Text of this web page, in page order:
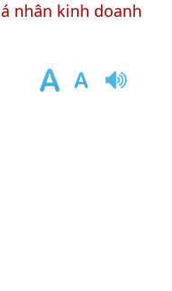
nhân kinh doanh